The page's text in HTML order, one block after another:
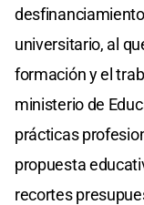
universitario, al
formación y el
ministerio de
prácticas
propuesta
recortes